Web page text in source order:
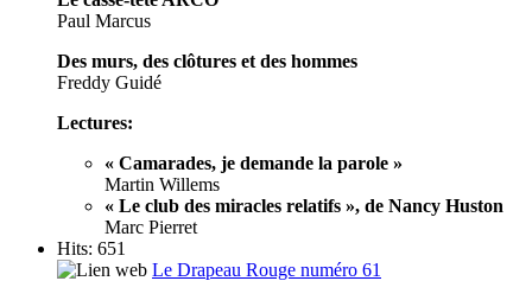
Paul Marcus
Des murs, des clôtures et des hommes
Freddy Guidé
Lectures:
« Camarades, je demande la parole »
Martin Willems
« Le club des miracles relatifs », de Nancy Huston
Marc Pierret
Hits: 651
Le Drapeau Rouge numéro 61